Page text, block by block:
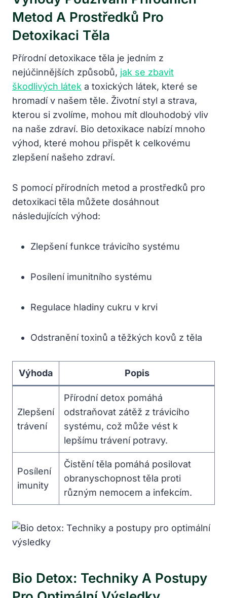
Metod A Prostředků Pro
Detoxikaci Těla
Přírodní detoxikace těla je jedním z
nejúčinnějších způsobů, jak se zbavit
škodlivých látek a toxických látek, které se
hromadí v našem těle. Životní styl a strava,
kterou si zvolíme, mohou mít dlouhodobý vliv
na naše zdraví. Bio detoxikace nabízí mnoho
výhod, které mohou přispět k celkovému
zlepšení našeho zdraví.
S pomocí přírodních metod a prostředků pro
detoxikaci těla můžete dosáhnout
následujících výhod:
Zlepšení funkce trávicího systému
Posílení imunitního systému
Regulace hladiny cukru v krvi
Odstranění toxinů a těžkých kovů z těla
Výhoda Popis
Zlepšení
trávení
Přírodní detox pomáhá
odstraňovat zátěž z trávicího
systému, což může vést k
lepšímu trávení potravy.
Posílení
imunity
Čistění těla pomáhá posilovat
obranyschopnost těla proti
různým nemocem a infekcím.
Bio Detox: Techniky A Postupy